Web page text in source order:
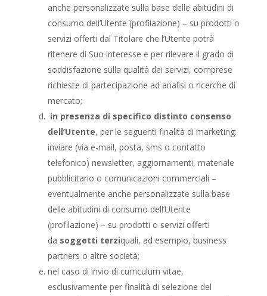
anche personalizzate sulla base delle abitudini di
consumo dell’Utente (profilazione) – su prodotti o
servizi offerti dal Titolare che l’Utente potrà
ritenere di Suo interesse e per rilevare il grado di
soddisfazione sulla qualità dei servizi, comprese
richieste di partecipazione ad analisi o ricerche di
mercato;
in presenza di specifico distinto consenso
dell’Utente, per le seguenti finalità di marketing:
inviare (via e-mail, posta, sms o contatto
telefonico) newsletter, aggiornamenti, materiale
pubblicitario o comunicazioni commerciali –
eventualmente anche personalizzate sulla base
delle abitudini di consumo dell’Utente
(profilazione) – su prodotti o servizi offerti
da soggetti terziquali, ad esempio, business
partners o altre società;
nel caso di invio di curriculum vitae,
esclusivamente per finalità di selezione del